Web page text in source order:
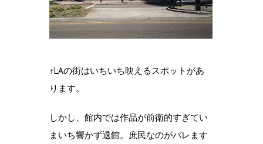
↑LAの街はいちいち映えるスポットがあ
ります。
しかし、館内では作品が前衛的すぎてい
まいち響かず退館。庶民なのがバレます